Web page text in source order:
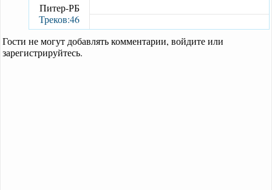
Питер-РБ
Треков:46
Гости не могут добавлять комментарии, войдите или
зарегистрируйтесь.